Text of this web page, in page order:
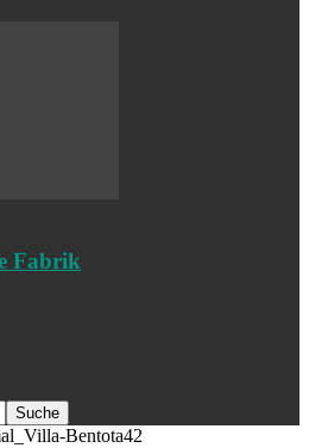
Fabrik
Bentota42